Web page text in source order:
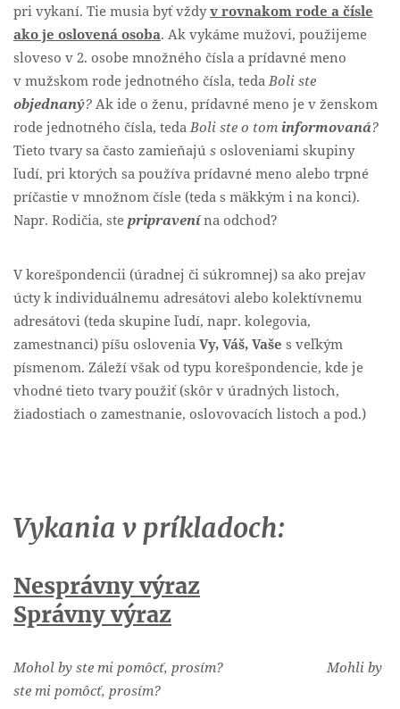
pri vykaní. Tie musia byť vždyv rovnakom rode a čísle
ako je oslovená osoba. Ak vykáme mužovi, použijeme
sloveso v 2. osobe množného čísla a prídavné meno
v mužskom rode jednotného čísla, teda Boli ste
objednaný? Ak ide o ženu, prídavné meno je v ženskom
rode jednotného čísla, teda Boli ste o tom informovaná?
Tieto tvary sa často zamieňajú s osloveniami skupiny
ľudí, pri ktorých sa používa prídavné meno alebo trpné
príčastie v množnom čísle (teda s mäkkým i na konci).
Napr. Rodičia, ste pripravenína odchod?
V korešpondencii (úradnej či súkromnej) sa ako prejav
úcty k individuálnemu adresátovi alebo kolektívnemu
adresátovi (teda skupine ľudí, napr. kolegovia,
zamestnanci) píšu oslovenia Vy, Váš, Vaše s veľkým
písmenom. Záleží však od typu korešpondencie, kde je
vhodné tieto tvary použiť (skôr v úradných listoch,
žiadostiach o zamestnanie, oslovovacích listoch a pod.)
Vykania v príkladoch:
Nesprávny výraz
Správny výraz
Mohol by ste mi pomôcť, prosím? Mohli by
ste mi pomôcť, prosím?